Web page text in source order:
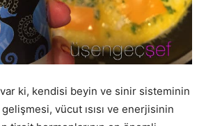
ki, kendisi beyin ve sinir sisteminin
vücut ısısı ve enerjisinin